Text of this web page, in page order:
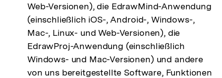
Web-Versionen), die EdrawMind-Anwendung
(einschließlich iOS-, Android-, Windows-,
Mac-, Linux- und Web-Versionen), die
EdrawProj-Anwendung (einschließlich
Windows- und Mac-Versionen) und andere
von uns bereitgestellte Software, Funktionen